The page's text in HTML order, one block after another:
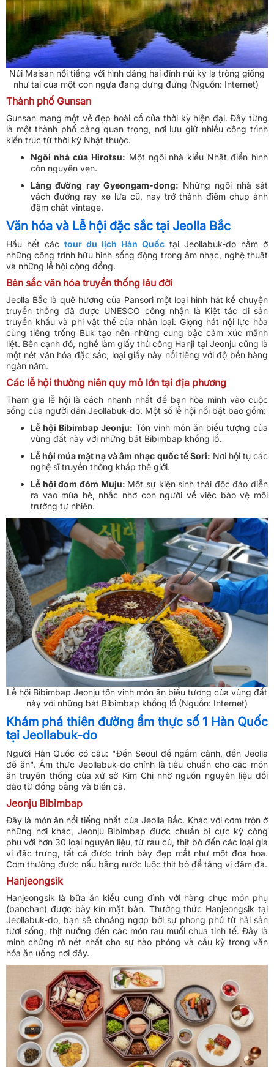
Núi Maisan nổi tiếng với hình dáng hai đỉnh núi kỳ lạ trông giống
như tai của một con ngựa đang dựng đứng (Nguồn: Internet)
Thành phố Gunsan
Gunsan mang một vẻ đẹp hoài cổ của thời kỳ hiện đại. Đây từng
là một thành phố cảng quan trọng, nơi lưu giữ nhiều công trình
kiến trúc từ thời kỳ Nhật thuộc.
Ngôi nhà của Hirotsu: Một ngôi nhà kiểu Nhật điển hình
còn nguyên vẹn.
Làng đường ray Gyeongam-dong: Những ngôi nhà sát
vách đường ray xe lửa cũ, nay trở thành điểm chụp ảnh
đậm chất vintage.
Văn hóa và Lễ hội đặc sắc tại Jeolla Bắc
Hầu hết các tour du lịch Hàn Quốc tại Jeollabuk-do nằm ở
những công trình hữu hình sống động trong âm nhạc, nghệ thuật
và những lễ hội cộng đồng.
Bản sắc văn hóa truyền thống lâu đời
Jeolla Bắc là quê hương của Pansori một loại hình hát kể chuyện
truyền thống đã được UNESCO công nhận là Kiệt tác di sản
truyền khẩu và phi vật thể của nhân loại. Giọng hát nội lực hòa
cùng tiếng trống Buk tạo nên những cung bậc cảm xúc mãnh
liệt. Bên cạnh đó, nghề làm giấy thủ công Hanji tại Jeonju cũng là
một nét văn hóa đặc sắc, loại giấy này nổi tiếng với độ bền hàng
ngàn năm.
Các lễ hội thường niên quy mô lớn tại địa phương
Tham gia lễ hội là cách nhanh nhất để bạn hòa mình vào cuộc
sống của người dân Jeollabuk-do. Một số lễ hội nổi bật bao gồm:
Lễ hội Bibimbap Jeonju: Tôn vinh món ăn biểu tượng của
vùng đất này với những bát Bibimbap khổng lồ.
Lễ hội múa mặt nạ và âm nhạc quốc tế Sori: Nơi hội tụ các
nghệ sĩ truyền thống khắp thế giới.
Lễ hội đom đóm Muju: Một sự kiện sinh thái độc đáo diễn
ra vào mùa hè, nhắc nhở con người về việc bảo vệ môi
trường tự nhiên.
Lễ hội Bibimbap Jeonju tôn vinh món ăn biểu tượng của vùng đất
này với những bát Bibimbap khổng lồ (Nguồn: Internet)
Khám phá thiên đường ẩm thực số 1 Hàn Quốc
tại Jeollabuk-do
Người Hàn Quốc có câu: "Đến Seoul để ngắm cảnh, đến Jeolla
để ăn". Ẩm thực Jeollabuk-do chính là tiêu chuẩn cho các món
ăn truyền thống của xứ sở Kim Chi nhờ nguồn nguyên liệu dồi
dào từ đồng bằng và biển cả.
Jeonju Bibimbap
Đây là món ăn nổi tiếng nhất của Jeolla Bắc. Khác với cơm trộn ở
những nơi khác, Jeonju Bibimbap được chuẩn bị cực kỳ công
phu với hơn 30 loại nguyên liệu, từ rau củ, thịt bò đến các loại gia
vị đặc trưng, tất cả được trình bày đẹp mắt như một đóa hoa.
Cơm thường được nấu bằng nước luộc thịt bò để tăng vị đậm đà.
Hanjeongsik
Hanjeongsik là bữa ăn kiểu cung đình với hàng chục món phụ
(banchan) được bày kín mặt bàn. Thưởng thức Hanjeongsik tại
Jeollabuk-do, bạn sẽ choáng ngợp bởi sự phong phú từ hải sản
tươi sống, thịt nướng đến các món rau muối chua tinh tế. Đây là
minh chứng rõ nét nhất cho sự hào phóng và cầu kỳ trong văn
hóa ăn uống nơi đây.